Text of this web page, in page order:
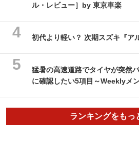
ル・レビュー］by 東京車楽
初代より軽い？ 次期スズキ『ア
猛暑の高速道路でタイヤが突然
に確認したい5項目～Weeklyメ
ランキングをもっ